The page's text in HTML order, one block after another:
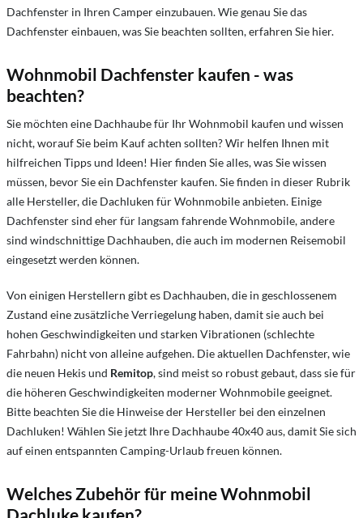
Dachfenster in Ihren Camper einzubauen. Wie genau Sie das
Dachfenster einbauen, was Sie beachten sollten, erfahren Sie hier.
Wohnmobil Dachfenster kaufen - was
beachten?
Sie möchten eine Dachhaube für Ihr Wohnmobil kaufen und wissen
nicht, worauf Sie beim Kauf achten sollten? Wir helfen Ihnen mit
hilfreichen Tipps und Ideen! Hier finden Sie alles, was Sie wissen
müssen, bevor Sie ein Dachfenster kaufen.Sie finden in dieser Rubrik
alle Hersteller, die Dachluken für Wohnmobile anbieten. Einige
Dachfenster sind eher für langsam fahrende Wohnmobile, andere
sind windschnittige Dachhauben, die auch im modernen Reisemobil
eingesetzt werden können.
Von einigen Herstellern gibt es Dachhauben, die in geschlossenem
Zustand eine zusätzliche Verriegelung haben, damit sie auch bei
hohen Geschwindigkeiten und starken Vibrationen (schlechte
Fahrbahn) nicht von alleine aufgehen. Die aktuellen Dachfenster, wie
die neuen Hekis und Remitop, sind meist so robust gebaut, dass sie für
die höheren Geschwindigkeiten moderner Wohnmobile geeignet.
Bitte beachten Sie die Hinweise der Hersteller bei den einzelnen
Dachluken! Wählen Sie jetzt Ihre Dachhaube 40x40 aus, damit Sie sich
auf einen entspannten Camping-Urlaub freuen können.
Welches Zubehör für meine Wohnmobil